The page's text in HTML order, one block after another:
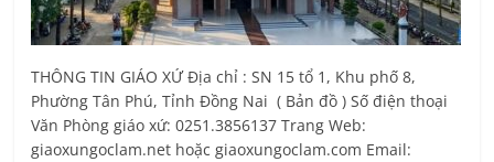
THÔNG TIN GIÁO XỨ Địa chỉ : SN 15 tổ 1, Khu phố 8,
Phường Tân Phú, Tỉnh Ðồng Nai ( Bản đồ ) Số điện thoại
Văn Phòng giáo xứ: 0251.3856137 Trang Web:
giaoxungoclam.net hoặc giaoxungoclam.com Email: